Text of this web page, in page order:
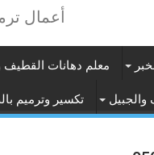
أعمال
معلم دهانات القطيف
تكسير وترميم